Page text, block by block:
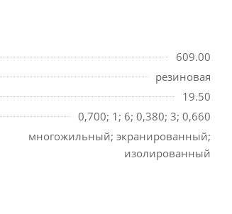
609.00
резиновая
19.50
0,700; 1; 6; 0,380; 3; 0,660
многожильный; экранированный;
изолированный